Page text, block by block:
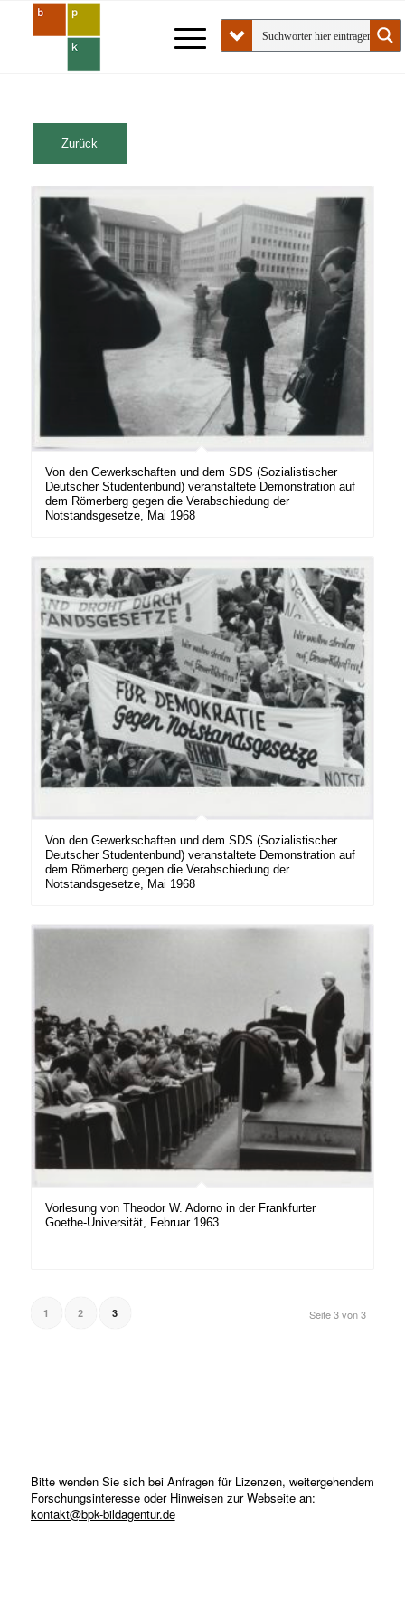
Von den Gewerkschaften und dem SDS (Sozialistischer
Deutscher Studentenbund) veranstaltete Demonstration auf
dem Römerberg gegen die Verabschiedung der
Notstandsgesetze, Mai 1968
Von den Gewerkschaften und dem SDS (Sozialistischer
Deutscher Studentenbund) veranstaltete Demonstration auf
dem Römerberg gegen die Verabschiedung der
Notstandsgesetze, Mai 1968
Vorlesung von Theodor W. Adorno in der Frankfurter
Goethe-Universität, Februar 1963
Seite 3 von 3
1 2 3
Bitte wenden Sie sich bei Anfragen für Lizenzen, weitergehendem
Forschungsinteresse oder Hinweisen zur Webseite an:
kontakt@bpk-bildagentur.de